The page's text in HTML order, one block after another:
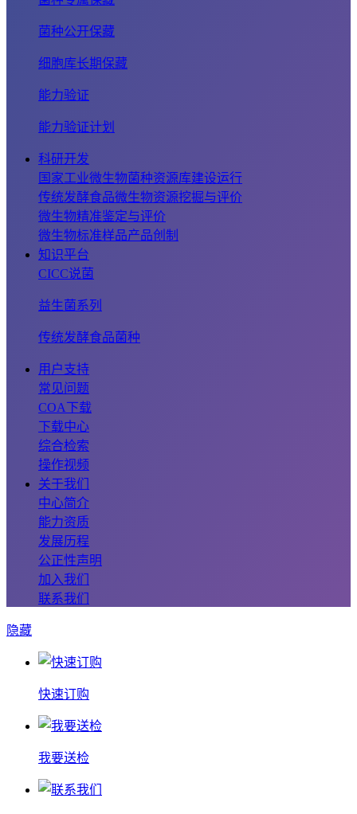
菌种公开保藏
细胞库长期保藏
能力验证
能力验证计划
科研开发
国家工业微生物菌种资源库建设运行
传统发酵食品微生物资源挖掘与评价
微生物精准鉴定与评价
微生物标准样品产品创制
知识平台
CICC说菌
益生菌系列
传统发酵食品菌种
用户支持
常见问题
COA下载
下载中心
综合检索
操作视频
关于我们
中心简介
能力资质
发展历程
公正性声明
加入我们
联系我们
隐藏
快速订购
我要送检